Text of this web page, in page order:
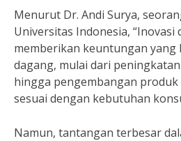
Menurut Dr. Andi Surya,
Universitas Indonesia,
memberikan keuntungan yang
dagang, mulai dari
hingga pengembangan
sesuai dengan kebutuhan
Namun, tantangan terbesar